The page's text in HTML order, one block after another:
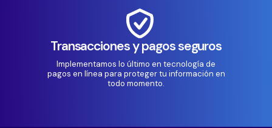
Transacciones y pagos seguros
Implementamos lo último en tecnología de
pagos en línea para proteger tu información en
todo momento.